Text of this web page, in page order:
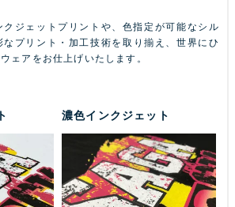
ジェットプリントや、色指定が可能なシル
プリント・加工技術を取り揃え、世界にひ
ェアをお仕上げいたします。
濃色インクジェット